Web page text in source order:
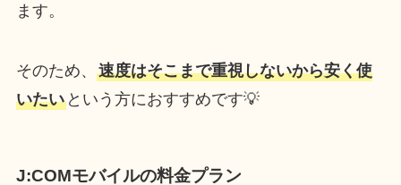
ます。
そのため、 速度はそこまで重視しないから安く使
いたいという方におすすめです💡
J:COMモバイルの料金プラン